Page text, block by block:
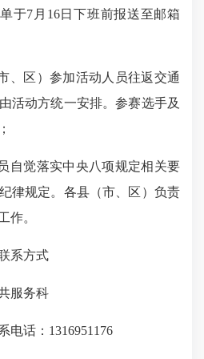
7月16日下班前报送至邮箱
区）参加活动人员往返交通
活动方统一安排。参赛选手及
觉落实中央八项规定相关要
律规定。各县（市、区）负责
作。
系方式
服务科
话：1316951176